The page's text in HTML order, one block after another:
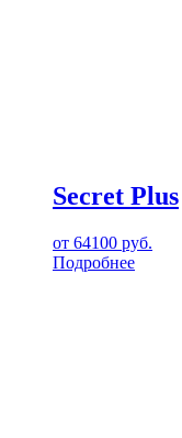
Secret Plus
от 64100 руб.
Подробнее